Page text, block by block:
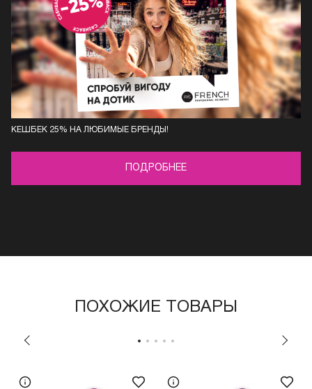
КЕШБЕК 25% НА ЛЮБИМЫЕ БРЕНДЫ!
ПОДРОБНЕЕ
ПОХОЖИЕ ТОВАРЫ